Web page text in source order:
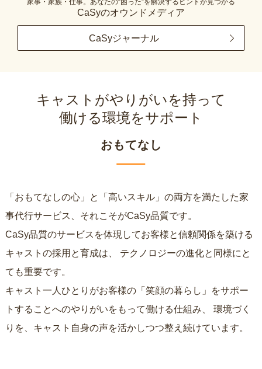
家事・家族・仕事。あなたの“困った”を解決するヒントが見つかる
CaSyのオウンドメディア
CaSyジャーナル
キャストがやりがいを持って
働ける環境をサポート
おもてなし
「おもてなしの心」と「高いスキル」の両方を満たした家
事代行サービス、それこそがCaSy品質です。
CaSy品質のサービスを体現してお客様と信頼関係を築ける
キャストの採用と育成は、
ても重要です。
キャスト一人ひとりがお客様の「笑顔の暮らし」をサポー
トすることへのやりがいをもって働ける仕組み、
りを、キャスト自身の声を活かしつつ整え続けています。